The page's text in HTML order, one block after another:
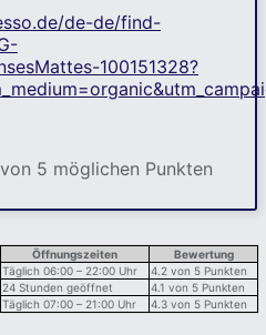
de-de/find-
100151328?
5 möglichen Punkten
Öffnungszeiten
Bewertung
Täglich 06:00 – 22:00 Uhr
4.2 von 5 Punkten
24 Stunden geöffnet
4.1 von 5 Punkten
Täglich 07:00 – 21:00 Uhr 4.3 von 5 Punkten